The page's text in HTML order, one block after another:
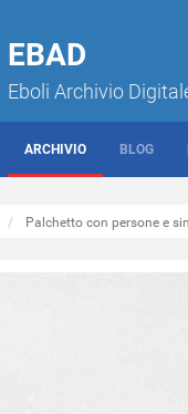
EBAD
Eboli Archivio
ARCHIVIO BLOG
Palchetto con persone e